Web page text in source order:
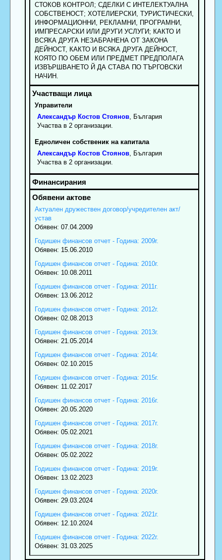
СТОКОВ КОНТРОЛ; СДЕЛКИ С ИНТЕЛЕКТУАЛНА
СОБСТВЕНОСТ; ХОТЕЛИЕРСКИ, ТУРИСТИЧЕСКИ,
ИНФОРМАЦИОННИ, РЕКЛАМНИ, ПРОГРАМНИ,
ИМПРЕСАРСКИ ИЛИ ДРУГИ УСЛУГИ; КАКТО И
ВСЯКА ДРУГА НЕЗАБРАНЕНА ОТ ЗАКОНА
ДЕЙНОСТ, КАКТО И ВСЯКА ДРУГА ДЕЙНОСТ,
КОЯТО ПО ОБЕМ ИЛИ ПРЕДМЕТ ПРЕДПОЛАГА
ИЗВЪРШВАНЕТО Й ДА СТАВА ПО ТЪРГОВСКИ
НАЧИН.
Управители
Александър Костов Стоянов, България
Участва в 2 организации.
Едноличен собственик на капитала
Александър Костов Стоянов, България
Участва в 2 организации.
Актуален дружествен договор/учредителен акт/
устав
Обявен: 07.04.2009
Годишен финансов отчет - Година: 2009г.
Обявен: 15.06.2010
Годишен финансов отчет - Година: 2010г.
Обявен: 10.08.2011
Годишен финансов отчет - Година: 2011г.
Обявен: 13.06.2012
Годишен финансов отчет - Година: 2012г.
Обявен: 02.08.2013
Годишен финансов отчет - Година: 2013г.
Обявен: 21.05.2014
Годишен финансов отчет - Година: 2014г.
Обявен: 02.10.2015
Годишен финансов отчет - Година: 2015г.
Обявен: 11.02.2017
Годишен финансов отчет - Година: 2016г.
Обявен: 20.05.2020
Годишен финансов отчет - Година: 2017г.
Обявен: 05.02.2021
Годишен финансов отчет - Година: 2018г.
Обявен: 05.02.2022
Годишен финансов отчет - Година: 2019г.
Обявен: 13.02.2023
Годишен финансов отчет - Година: 2020г.
Обявен: 29.03.2024
Годишен финансов отчет - Година: 2021г.
Обявен: 12.10.2024
Годишен финансов отчет - Година: 2022г.
Обявен: 31.03.2025